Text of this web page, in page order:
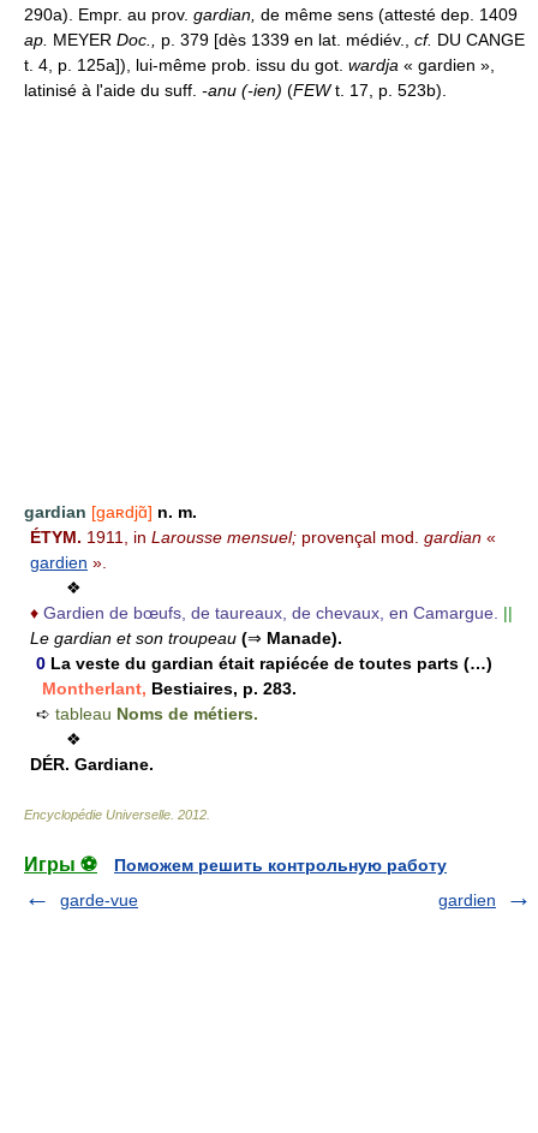
290a). Empr. au prov. gardian, de même sens (attesté dep. 1409
ap. MEYER Doc., p. 379 [dès 1339 en lat. médiév., cf. DU CANGE
t. 4, p. 125a]), lui-même prob. issu du got. wardja « gardien »,
latinisé à l'aide du suff. -anu (-ien) (FEWt. 17, p. 523b).
gardian [gaʀdjɑ̃] n. m.
ÉTYM. 1911, in Larousse mensuel; provençal mod. gardian «
gardien ».
❖
♦ Gardien de bœufs, de taureaux, de chevaux, en Camargue. ||
Le gardian et son troupeau (⇒ Manade).
0 La veste du gardian était rapiécée de toutes parts (…)
Montherlant, Bestiaires, p. 283.
➪ tableau Noms de métiers.
❖
DÉR. Gardiane.
Encyclopédie Universelle 2012
Игры ⚽
Поможем решить контрольную работу
garde-vue
gardien